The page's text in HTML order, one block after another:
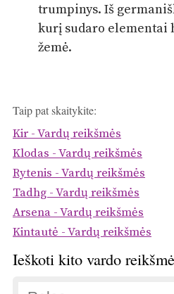
trumpinys. Iš
kurį sudaro elementai
žemė.
Taip pat skaitykite:
Kir - Vardų reikšmės
Klodas - Vardų reikšmės
Rytenis - Vardų reikšmės
Tadhg - Vardų reikšmės
Arsena - Vardų reikšmės
Kintautė - Vardų reikšmės
Ieškoti kito vardo